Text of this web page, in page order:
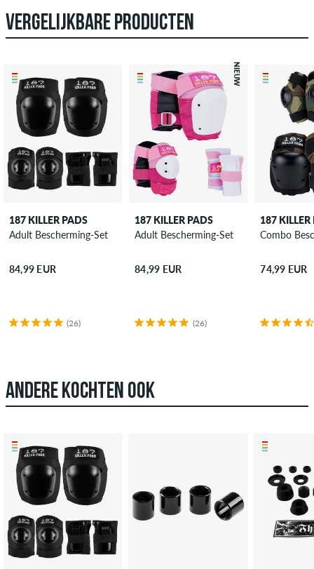
VERGELIJKBARE PRODUCTEN
187 KILLER PADS
Adult Bescherming-Set
84,99 EUR
(26)
NIEUW
187 KILLER PADS
Adult Bescherming-Set
84,99 EUR
(26)
187 KILLER
Combo
74,99 EUR
ANDERE KOCHTEN OOK